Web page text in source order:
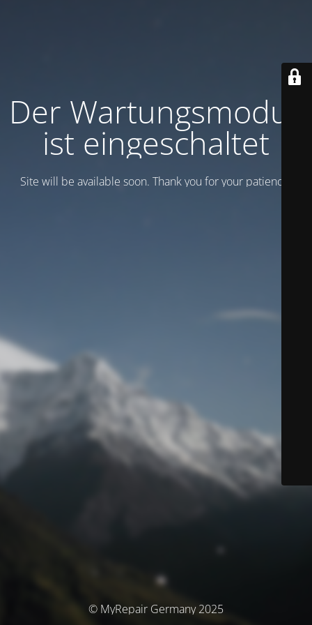
Der Wartungsmodus
ist eingeschaltet
Site will be available soon. Thank you for your patience!
© MyRepair Germany 2025